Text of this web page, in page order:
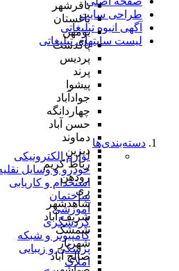
باقرشهر
باغستان
بومهن
پاکدشت
پردیس
پرند
پیشوا
جوادآباد
چهاردانگه
حسن آباد
دماوند
دیزین
رباط کریم
رودهن
ری
شاهدشهر
شریف آباد
شمشک
شهریار
صالح آباد
طراحی سایت
آگهی انبوه تبلیغاتی
لیست سایتهای تبلیغاتی
دسته‌بندی‌ها
لوازم الکترونیکی
خودرو و وسایل
استخدام و کاریابی
ساختمان
آموزشی
گردشگری
کامپیوتر و شبکه
پزشکی و زیبایی
املاک